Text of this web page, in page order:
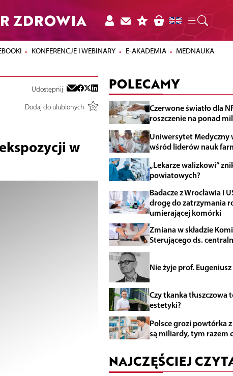
ZDROWIA
KONFERENCJE I WEBINARY E-AKADEMIA MEDNAUKA
Udostępnij
Dodaj do ulubionych
w
POLECAMY
Czerwone światło dla
roszczenie na ponad
Uniwersytet Medyczny
wśród liderów nauk
„Lekarze walizkowi”
powiatowych?
Badacze z Wrocławia i
drogę do zatrzymania
umierającej komórki
Zmiana w składzie
Sterującego ds.
Nie żyje prof.
Czy tkanka tłuszczowa
estetyki?
Polsce grozi powtórka
są miliardy, tym razem
NAJCZĘŚCIEJ